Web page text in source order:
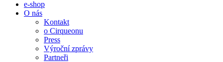
e-shop
O nás
Kontakt
o Cirqueonu
Press
Výroční zprávy
Partneři